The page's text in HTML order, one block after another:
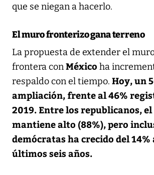
que se niegan a hacerlo.
El muro fronterizo gana terreno
La propuesta de extender el
frontera conMéxico ha
respaldo con el tiempo. Hoy, un
ampliación, frente al 46%
2019. Entre los republicanos, el
mantiene alto (88%), pero
demócratas ha crecido del 14%
últimos seis años.